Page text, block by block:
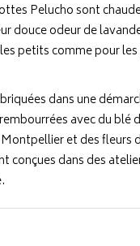
Pelucho sont
douce odeur de
petits comme pour
dans une
avec du blé
et des fleurs
conçues dans des